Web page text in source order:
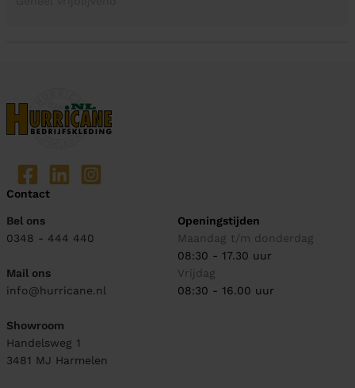
Contact
Bel ons
0348 - 444 440
Mail ons
info@hurricane.nl
Showroom
Handelsweg 1
3481 MJ Harmelen
Openingstijden
Maandag t/m donderdag
08:30 - 17.30 uur
Vrijdag
08:30 - 16.00 uur